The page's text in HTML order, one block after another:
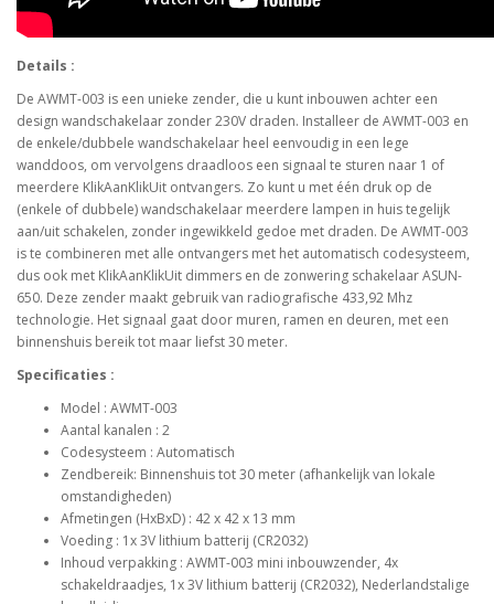
Details :
De AWMT-003 is een unieke zender, die u kunt inbouwen achter een
design wandschakelaar zonder 230V draden. Installeer de AWMT-003 en
de enkele/dubbele wandschakelaar heel eenvoudig in een lege
wanddoos, om vervolgens draadloos een signaal te sturen naar 1 of
meerdere KlikAanKlikUit ontvangers. Zo kunt u met één druk op de
(enkele of dubbele) wandschakelaar meerdere lampen in huis tegelijk
aan/uit schakelen, zonder ingewikkeld gedoe met draden. De AWMT-003
is te combineren met alle ontvangers met het automatisch codesysteem,
dus ook met KlikAanKlikUit dimmers en de zonwering schakelaar ASUN-
650. Deze zender maakt gebruik van radiografische 433,92 Mhz
technologie. Het signaal gaat door muren, ramen en deuren, met een
binnenshuis bereik tot maar liefst 30 meter.
Specificaties :
Model : AWMT-003
Aantal kanalen : 2
Codesysteem : Automatisch
Zendbereik: Binnenshuis tot 30 meter (afhankelijk van lokale
omstandigheden)
Afmetingen (HxBxD) : 42 x 42 x 13 mm
Voeding : 1x 3V lithium batterij (CR2032)
Inhoud verpakking : AWMT-003 mini inbouwzender, 4x
schakeldraadjes, 1x 3V lithium batterij (CR2032), Nederlandstalige